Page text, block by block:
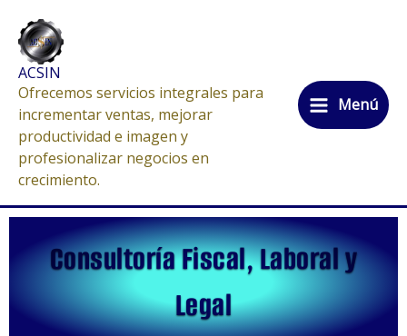
contenido
ACSIN
Ofrecemos servicios integrales para
incrementar ventas, mejorar
productividad e imagen y
profesionalizar negocios en
crecimiento.
Menú
Consultoría Fiscal, Laboral y
Legal